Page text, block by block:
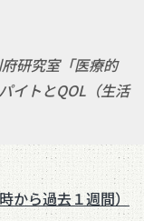
研究室「医療的
イトとQOL（生活
から過去１週間）